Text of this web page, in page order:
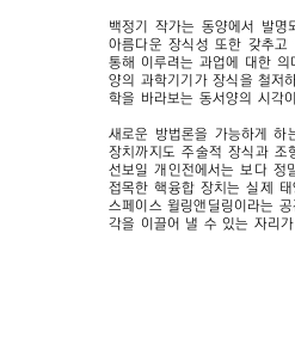
백정기 작가는 동양에서 발명
아름다운 장식성 또한 갖추
통해 이루려는 과업에 대한
양의 과학기기가 장식을 철저
학을 바라보는 동서양의 시각
새로운 방법론을 가능하게 하
장치까지도 주술적 장식과 조
선보일 개인전에서는 보다 정
접목한 핵융합 장치는 실제
스페이스 윌링앤딜링이라는
각을 이끌어 낼 수 있는 자리